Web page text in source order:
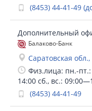
(8453) 44-41-49
Дополнительный
Балаково-Банк
Саратовская
Физ.лица: пн.-
14:00 сб., вс.:
(8453) 44-41-49